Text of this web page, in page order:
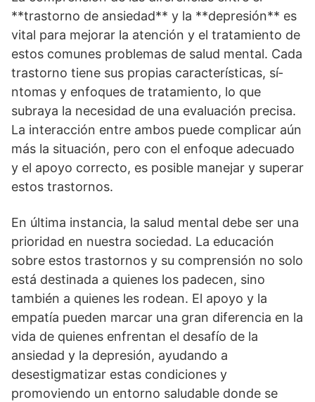
**trastorno de ansiedad** y la **depresión** es
vital para mejorar la atención y el tratamiento de
estos comunes problemas de salud mental. Cada
trastorno tiene sus propias caracterí­sticas, sí­
ntomas y enfoques de tratamiento, lo que
subraya la necesidad de una evaluación precisa.
La interacción entre ambos puede complicar aún
más la situación, pero con el enfoque adecuado
y el apoyo correcto, es posible manejar y superar
estos trastornos.
En última instancia, la salud mental debe ser una
prioridad en nuestra sociedad. La educación
sobre estos trastornos y su comprensión no solo
está destinada a quienes los padecen, sino
también a quienes les rodean. El apoyo y la
empatí­a pueden marcar una gran diferencia en la
vida de quienes enfrentan el desafí­o de la
ansiedad y la depresión, ayudando a
desestigmatizar estas condiciones y
promoviendo un entorno saludable donde se